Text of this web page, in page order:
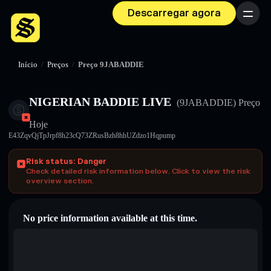
Descarregar agora Menu
Início / Preços / Preço 9JABADDIE
NIGERIAN BADDIE LIVE (9JABADDIE) Preço
Hoje
E43ZqvQjTpJrpf8h23cQ73ZRusBzh8hhUZdzo1Hqpump
Risk status: Danger
Check detailed risk information below. Click to view the risk
overview section.
No price information available at this time.